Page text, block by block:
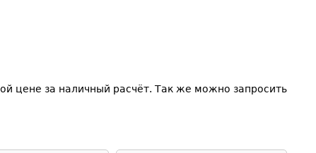
цене за наличный расчёт. Так же можно запросить